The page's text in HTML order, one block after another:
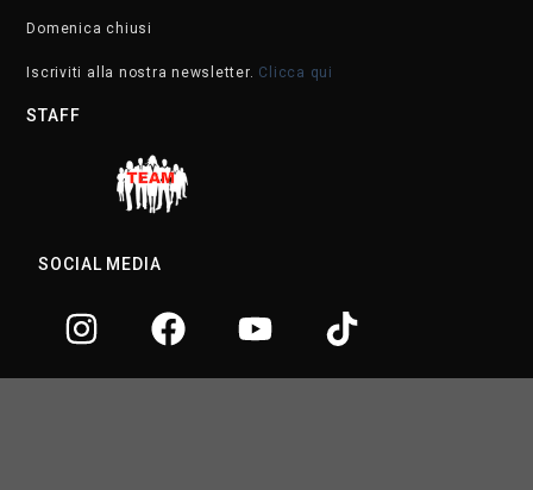
Domenica chiusi
Iscriviti alla nostra newsletter. Clicca qui
STAFF
SOCIAL MEDIA